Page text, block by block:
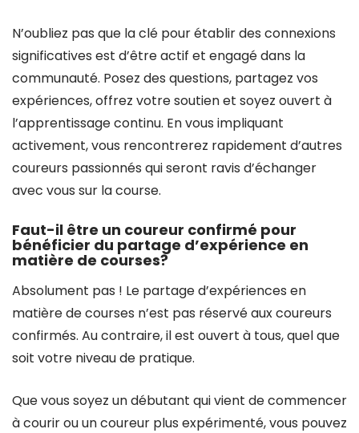
N’oubliez pas que la clé pour établir des connexions
significatives est d’être actif et engagé dans la
communauté. Posez des questions, partagez vos
expériences, offrez votre soutien et soyez ouvert à
l’apprentissage continu. En vous impliquant
activement, vous rencontrerez rapidement d’autres
coureurs passionnés qui seront ravis d’échanger
avec vous sur la course.
Faut-il être un coureur confirmé pour
bénéficier du partage d’expérience en
matière de courses?
Absolument pas ! Le partage d’expériences en
matière de courses n’est pas réservé aux coureurs
confirmés. Au contraire, il est ouvert à tous, quel que
soit votre niveau de pratique.
Que vous soyez un débutant qui vient de commencer
à courir ou un coureur plus expérimenté, vous pouvez